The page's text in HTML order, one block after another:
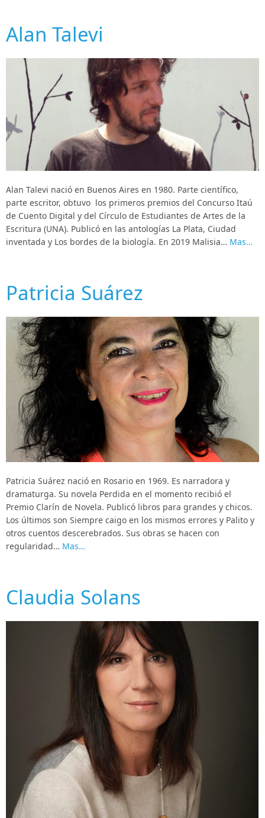
Alan Talevi
Alan Talevi nació en Buenos Aires en 1980. Parte científico,
parte escritor, obtuvo los primeros premios del Concurso Itaú
de Cuento Digital y del Círculo de Estudiantes de Artes de la
Escritura (UNA). Publicó en las antologías La Plata, Ciudad
inventada y Los bordes de la biología. En 2019 Malisia… Mas…
Patricia Suárez
Patricia Suárez nació en Rosario en 1969. Es narradora y
dramaturga. Su novela Perdida en el momento recibió el
Premio Clarín de Novela. Publicó libros para grandes y chicos.
Los últimos son Siempre caigo en los mismos errores y Palito y
otros cuentos descerebrados. Sus obras se hacen con
regularidad… Mas…
Claudia Solans